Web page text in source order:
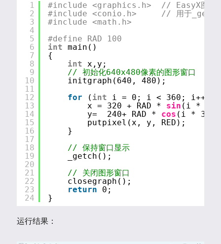
1
2
3
4
5
6
7
8
9
10
11
12
13
14
15
16
17
18
19
20
21
22
23
24
#include <graphics.h>  // EasyX图形库
#include <conio.h>     // 用于
#include <math.h>
#define RAD 100
int
main()
{
int
x,y;
// 初始化640x480像素的图形窗口
initgraph(640, 480);
for
( int
i = 0; i < 360; i++) {
x = 320 + RAD * sin (i *
y=  240+ RAD * cos (i *
putpixel(x, y, RED);
}
// 保持窗口显示
_getch();
// 关闭图形窗口
closegraph();
return
0;
}
运行结果：